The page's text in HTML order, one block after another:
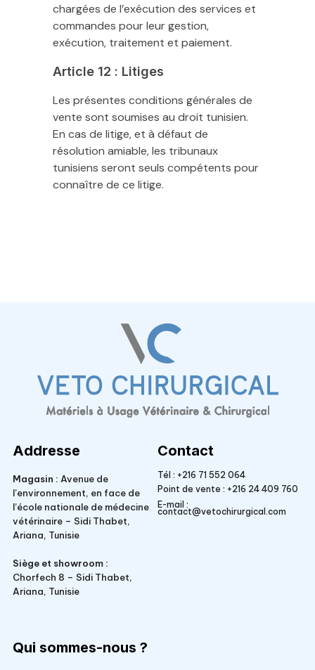
chargées de l’exécution des services et
commandes pour leur gestion,
exécution, traitement et paiement.
Article 12 : Litiges
Les présentes conditions générales de
vente sont soumises au droit tunisien.
En cas de litige, et à défaut de
résolution amiable, les tribunaux
tunisiens seront seuls compétents pour
connaître de ce litige.
Addresse
Magasin : Avenue de
l’environnement, en face de
l’école nationale de médecine
vétérinaire – Sidi Thabet,
Ariana, Tunisie
Siège et showroom :
Chorfech 8 – Sidi Thabet,
Ariana, Tunisie
Contact
Tél : +216 71 552 064
Point de vente : +216 24 409 760
E-mail :
contact@vetochirurgical.com
Qui sommes-nous ?